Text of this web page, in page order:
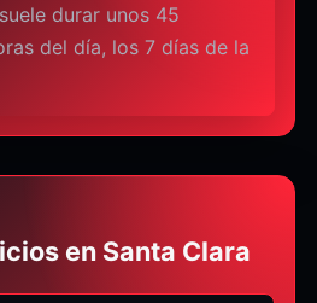
durar unos 45
del día, los 7 días de la
en Santa Clara